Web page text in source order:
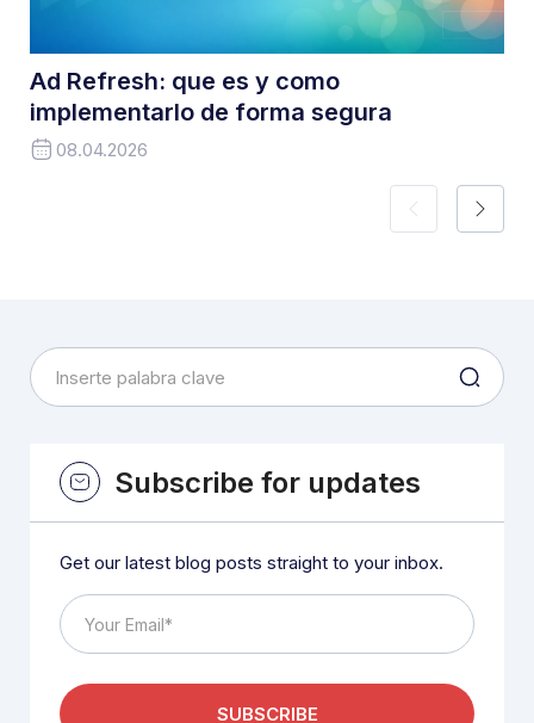
Ad Refresh: que es y como
implementarlo de forma segura
08.04.2026
Subscribe for updates
Get our latest blog posts straight to your inbox.